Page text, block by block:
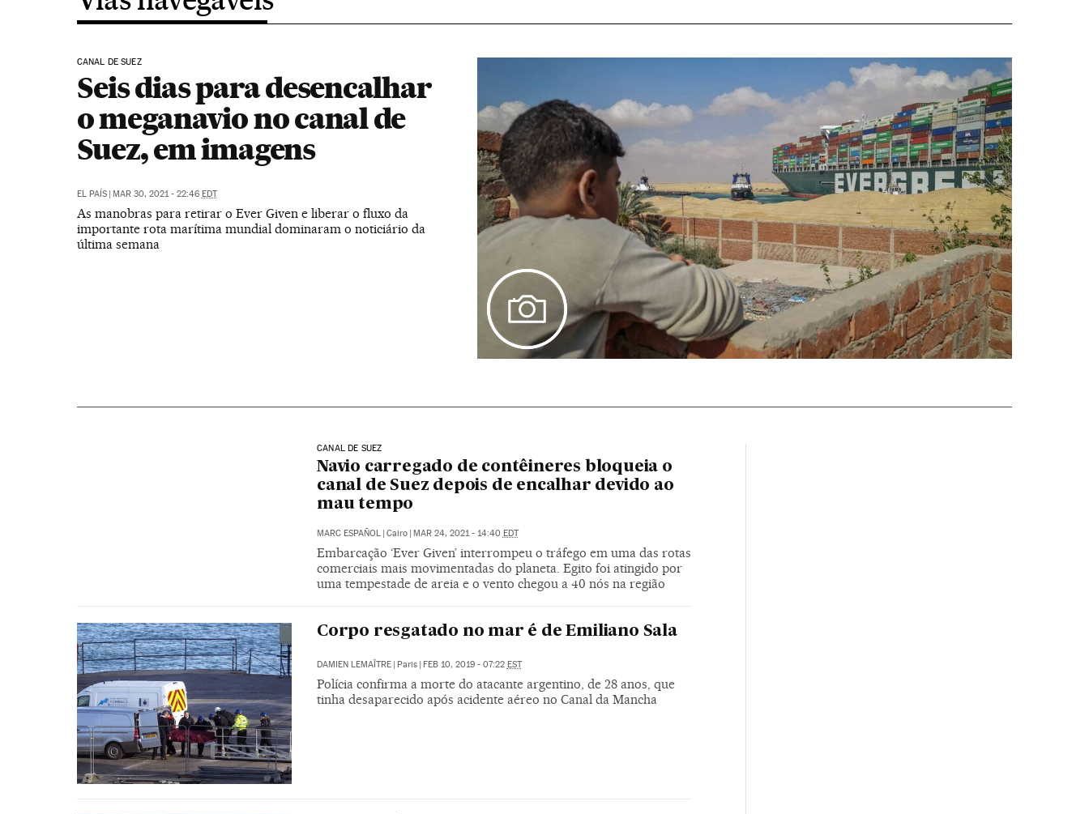
CANAL DE SUEZ
Seis dias para desencalhar
o meganavio no canal de
Suez, em imagens
EL PAÍS | MAR 30, 2021 - 22:46 EDT
As manobras para retirar o Ever Given e liberar o fluxo da
importante rota marítima mundial dominaram o noticiário da
última semana
CANAL DE SUEZ
Navio carregado de contêineres bloqueia o
canal de Suez depois de encalhar devido ao
mau tempo
MARC ESPAÑOL | Cairo | MAR 24, 2021 - 14:40 EDT
Embarcação ‘Ever Given’ interrompeu o tráfego em uma das rotas
comerciais mais movimentadas do planeta. Egito foi atingido por
uma tempestade de areia e o vento chegou a 40 nós na região
Corpo resgatado no mar é de Emiliano Sala
DAMIEN LEMAÎTRE | Paris | FEB 10, 2019 - 07:22 EST
Polícia confirma a morte do atacante argentino, de 28 anos, que
tinha desaparecido após acidente aéreo no Canal da Mancha